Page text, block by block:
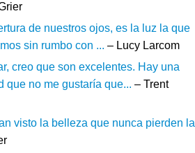
de nuestros ojos, es la luz la que
sin rumbo con ... – Lucy Larcom
creo que son excelentes. Hay una
que no me gustaría que... – Trent
visto la belleza que nunca pierden la